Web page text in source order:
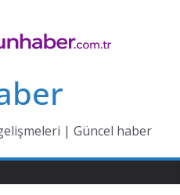
| Güncel haber